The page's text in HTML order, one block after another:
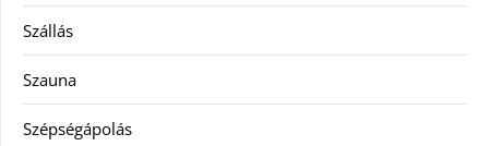
Szállás
Szauna
Szépségápolás